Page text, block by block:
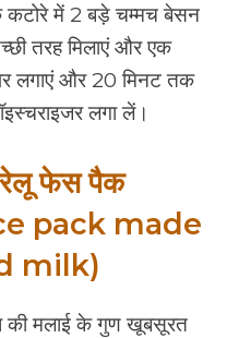
कटोरे में 2 बड़े चम्मच बेसन
तरह मिलाएं और एक
लगाएं और 20 मिनट तक
लगा लें।
फेस पैक
pack made
milk)
की मलाई के गुण खूबसूरत